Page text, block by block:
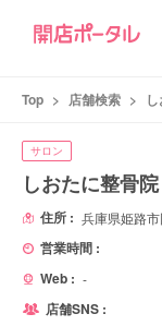
Top > 店舗検索 >
サロン
しおたに整骨院
住所 : 兵庫県姫路
営業時間 :
Web : -
店舗SNS :